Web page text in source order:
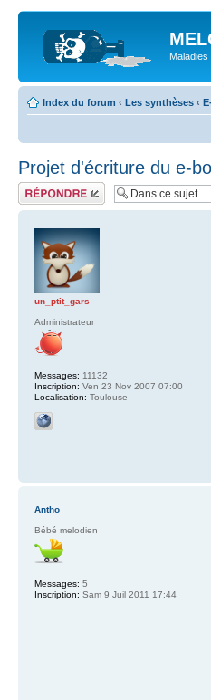
Maladies
Index du forum ‹ Les synthèses ‹
Projet d'écriture du e-
Répondre
un_ptit_gars
Administrateur
Messages: 11132
Inscription: Ven 23 Nov 2007 07:00
Localisation: Toulouse
Antho
Bébé melodien
Messages: 5
Inscription: Sam 9 Juil 2011 17:44